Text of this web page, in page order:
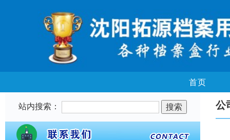
首页
站内搜索： 公